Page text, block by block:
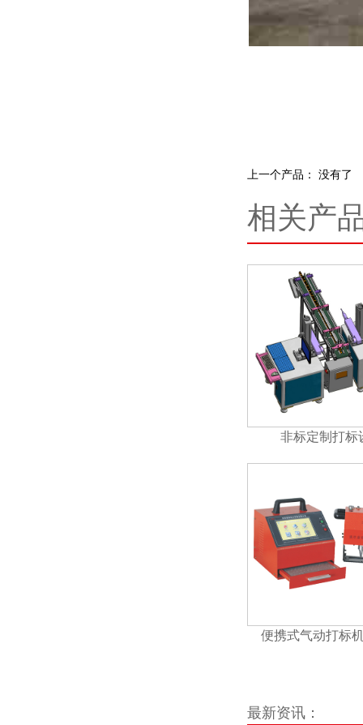
上一个产品： 没有了
相关产
非标定制打标
便携式气动打标
最新资讯：